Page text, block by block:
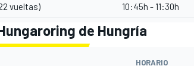
vueltas) 10:45h - 11:30h
de Hungría
HORARIO